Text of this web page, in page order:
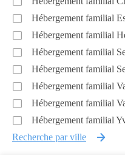
Hébergement familial
Hébergement familial
Hébergement familial
Hébergement familial
Hébergement familial
Hébergement familial
Hébergement familial
Recherche par ville